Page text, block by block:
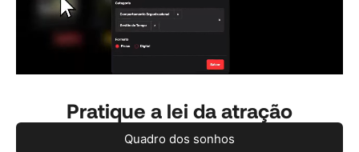
Pratique a lei da atração
Quadro dos sonhos